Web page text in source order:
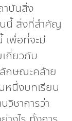
าบันสิ่ง
นี้ สิ่งที่สำคัญ
เพื่อที่จะมี
กี่ยวกับ
กษณะคล้าย
หนึ่งบทเรียน
ชาการว่า